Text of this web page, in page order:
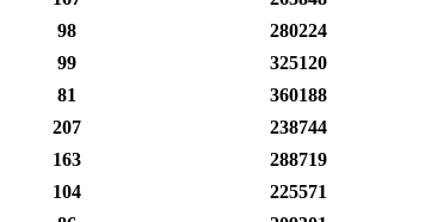
98
280224
99
325120
81
360188
207
238744
163
288719
104
225571